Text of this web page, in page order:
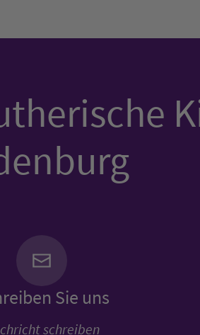
Sie uns
schreiben